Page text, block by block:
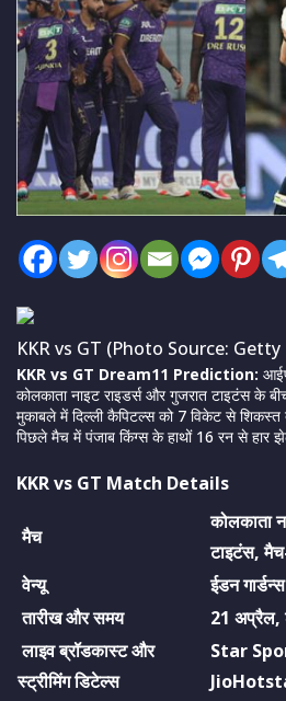
KKR vs GT (Photo Source:
KKR vs GT Dream11 Prediction:
कोलकाता नाइट राइडर्स और गुजरात टाइटंस के
मुकाबले में दिल्ली कैपिटल्स को 7 विकेट से
पिछले मैच में पंजाब किंग्स के हाथों 16 रन से हार
KKR vs GT Match Details
मैच
कोलकाता
टाइटंस,
वेन्यू
ईडन
तारीख और समय
21 अप्रैल,
लाइव ब्रॉडकास्ट और
स्ट्रीमिंग डिटेल्स
Star